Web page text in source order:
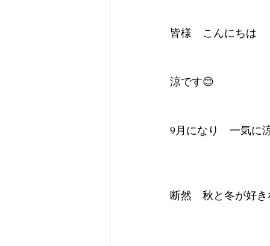
皆様　こんにちは
涼です😊
9月になり　一気に
断然　秋と冬が好